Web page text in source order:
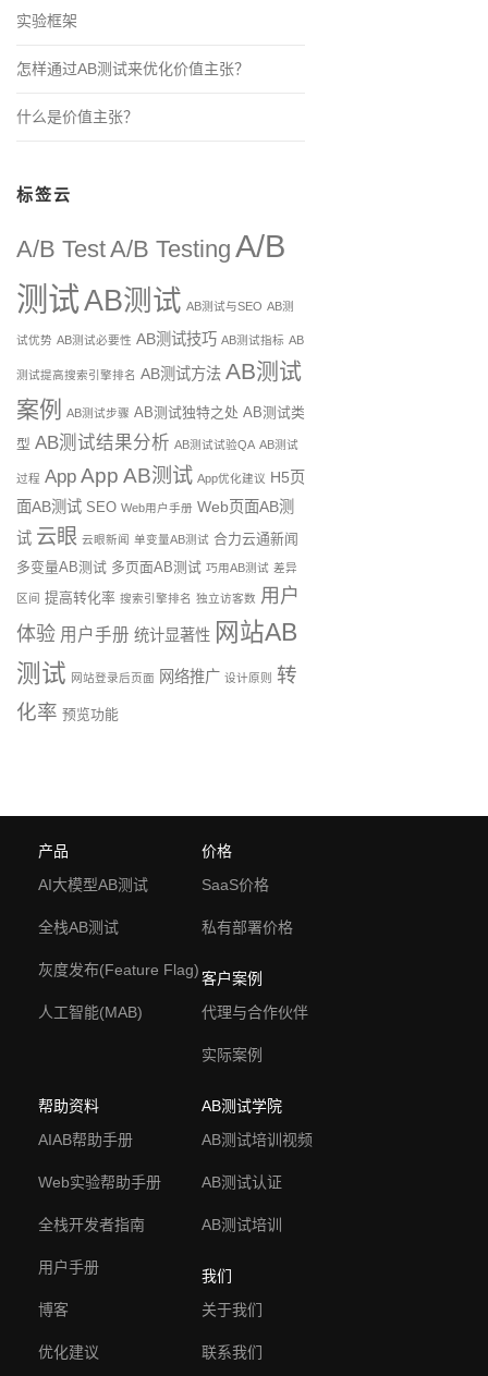
实验框架
怎样通过AB测试来优化价值主张？
什么是价值主张？
标签云
A/B TestA/B Testing A/B
测试AB测试 AB测试与SEO AB测
试优势 AB测试必要性 AB测试技巧 AB测试指标 AB
测试提高搜索引擎排名 AB测试方法 AB测试
案例
AB测试步骤 AB测试独特之处 AB测试类
型 AB测试结果分析 AB测试试验QA AB测试
过程 App App AB测试 App优化建议 H5页
面AB测试 SEO Web用户手册 Web页面AB测
试 云眼 云眼新闻 单变量AB测试 合力云通新闻
多变量AB测试 多页面AB测试 巧用AB测试 差异
区间 提高转化率 搜索引擎排名 独立访客数 用户
体验 用户手册 统计显著性 网站AB
测试 网站登录后页面 网络推广 设计原则
转
化率 预览功能
产品
AI大模型AB测试
全栈AB测试
灰度发布(Feature Flag)
人工智能(MAB)
价格
SaaS价格
私有部署价格
客户案例
代理与合作伙伴
实际案例
帮助资料
AIAB帮助手册
Web实验帮助手册
全栈开发者指南
用户手册
博客
优化建议
AB测试学院
AB测试培训视频
AB测试认证
AB测试培训
我们
关于我们
联系我们